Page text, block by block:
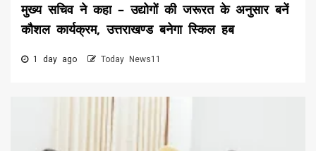
मुख्य सचिव ने कहा – उद्योगों की जरूरत के अनुसार बनें
कौशल कार्यक्रम, उत्तराखण्ड बनेगा स्किल हब
1 day ago Today News11